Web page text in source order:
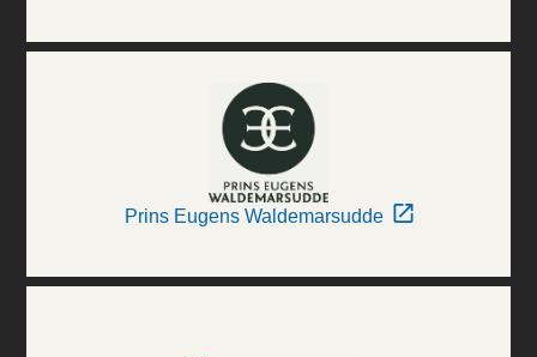
Prins Eugens Waldemarsudde